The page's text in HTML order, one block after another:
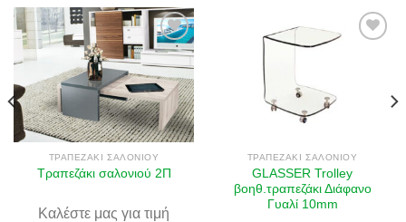
Πρόσθήκη
στην λίστα
επιθυμιών
ΤΡΑΠΕΖΆΚΙ ΣΑΛΟΝΙΟΎ
Τραπεζάκι σαλονιού 2Π
Καλέστε μας για τιμή
στην λίστα
ΤΡΑΠΕΖΆΚΙ ΣΑΛΟΝΙΟΎ
GLASSER Trolley
βοηθ.τραπεζάκι Διάφανο
Γυαλί 10mm